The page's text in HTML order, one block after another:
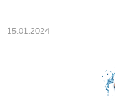
15.01.2024